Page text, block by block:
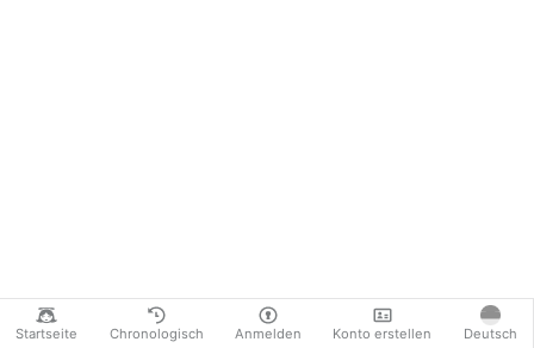
Startseite Chronologisch Anmelden Konto erstellen Deutsch